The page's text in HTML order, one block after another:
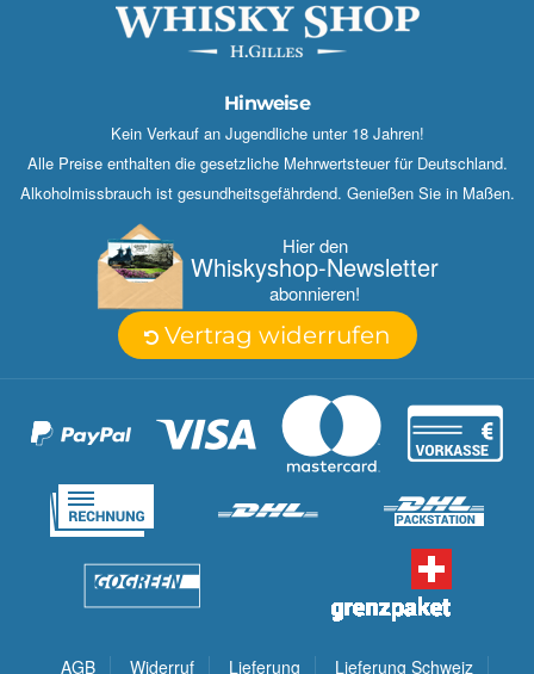
Hinweise
Kein Verkauf an Jugendliche unter 18 Jahren!
Alle Preise enthalten die gesetzliche Mehrwertsteuer für Deutschland.
Alkoholmissbrauch ist gesundheitsgefährdend. Genießen Sie in Maßen.
Hier den
Whisky­shop-Newsletter
abonnieren!
Vertrag widerrufen
AGB Widerruf Lieferung Lieferung Schweiz